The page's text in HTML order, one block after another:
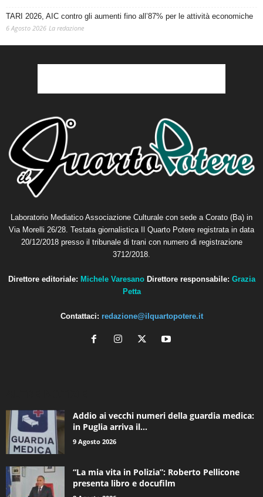
TARI 2026, AIC contro gli aumenti fino all’87% per le attività economiche
6 Agosto 2026 La redazione
Laboratorio Mediatico Associazione Culturale con sede a Corato (Ba) in
Via Morelli 26/28. Testata giornalistica Il Quarto Potere registrata in data
20/12/2018 presso il tribunale di trani con numero di registrazione
3712/2018.
Direttore editoriale: Michele Varesano Direttore responsabile: Grazia
Petta
Contattaci: redazione@ilquartopotere.it
Addio ai vecchi numeri della guardia medica:
in Puglia arriva il...
9 Agosto 2026
“La mia vita in Polizia”: Roberto Pellicone
presenta libro e docufilm